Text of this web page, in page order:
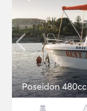
Poseidon 480cc